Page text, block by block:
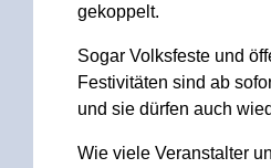
gekoppelt.
Sogar Volksfeste und
Festivitäten sind ab
und sie dürfen auch
Wie viele Veranstalter